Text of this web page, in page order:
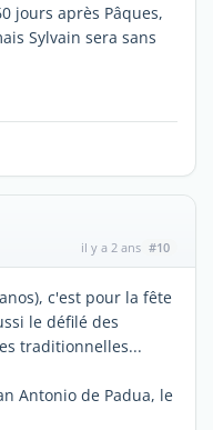
jours après Pâques,
Sylvain sera sans
il y a 2 ans #10
c'est pour la fête
le défilé des
traditionnelles...
Antonio de Padua, le